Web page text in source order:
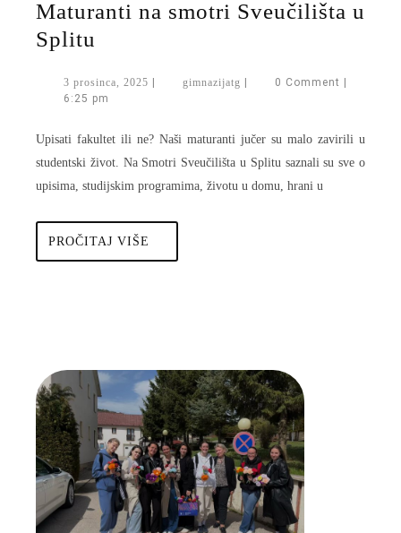
Maturanti na smotri Sveučilišta u
Splitu
smotri
u
Splitu
3 prosinca, 2025 3
gimnazijatg gimnazijatg0 Comment
6:25 pm
Upisati fakultet ili ne? Naši maturanti jučer su malo zavirili u
studentski život. Na Smotri Sveučilišta u Splitu saznali su sve o
upisima, studijskim programima, životu u domu, hrani u
PROČITAJ VIŠE
VIŠE